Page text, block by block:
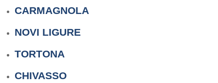
CARMAGNOLA
NOVI LIGURE
TORTONA
CHIVASSO